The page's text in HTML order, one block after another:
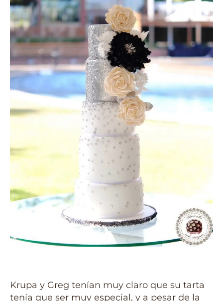
Krupa y Greg tenían muy claro que su tarta
tenía que ser muy especial, y a pesar de la